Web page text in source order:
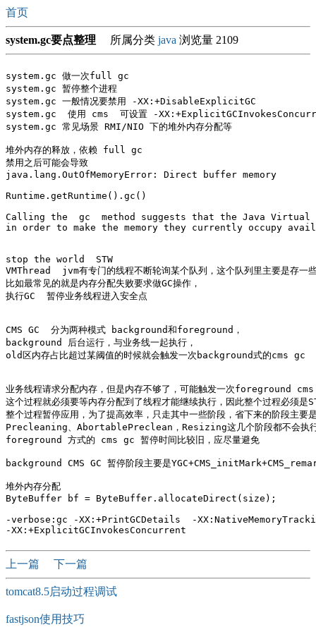
首页
system.gc要点整理 所属分类 java 浏览量 2109
system.gc 做一次full gc
system.gc 暂停整个进程
system.gc 一般情况要禁用 -XX:+DisableExplicitGC
system.gc  使用 cms  可设置 -
system.gc 常见场景 RMI/NIO 下的堆外内存分配等
堆外内存的释放，依赖 full gc
禁用之后可能会导致
java.lang.OutOfMemoryError: Direct buffer memory
Runtime.getRuntime().gc()
Calling the  gc  method suggests that the Java Virtual
in order to make the memory they currently occupy
stop the world  STW
VMThread  jvm有专门的线程不断轮询某个队列，这个队列里主要是存
比如最常见的就是内存分配失败要求做GC操作，
执行GC  暂停业务线程进入安全点
CMS GC  分为两种模式 background和foreground，
background 后台运行，与业务线一起执行，
old区内存占比超过某阈值的时候就会触发一次background式的cms gc
业务线程请求分配内存，但是内存不够了，可能触发一次foreground
这个过程就必须要等内存分配到了线程才能继续执行，因此整个过程必须是
整个过程暂停应用，为了提高效率，只走其中一些阶段，省下来的阶段主要
Precleaning、AbortablePreclean，Resizing这几个阶段都不会执
foreground 方式的 cms gc 暂停时间比较旧，应尽量避免
background CMS GC 暂停阶段主要是
堆外内存分配
ByteBuffer bf = ByteBuffer.allocateDirect(size);
-verbose:gc -XX:+PrintGCDetails  -
上一篇 下一篇
tomcat8.5启动过程调试
fastjson使用技巧